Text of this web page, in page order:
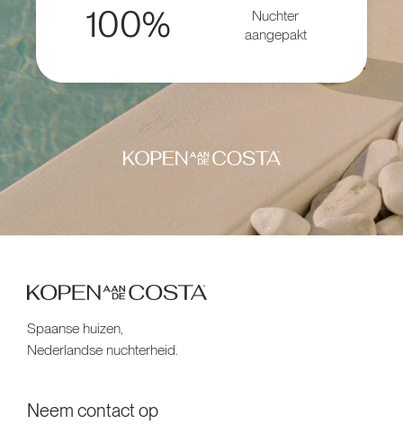
100%
Nuchter
aangepakt
Spaanse huizen,
Nederlandse nuchterheid.
Neem contact op